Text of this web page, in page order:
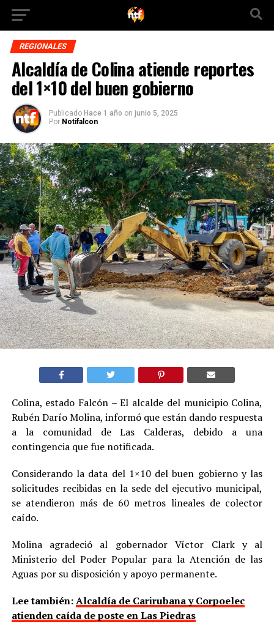
REGIONALES
Alcaldía de Colina atiende reportes
del 1×10 del buen gobierno
Publicado Hace 1 año on junio 5, 2025
Por Notifalcon
Colina, estado Falcón – El alcalde del municipio Colina,
Rubén Darío Molina, informó que están dando respuesta
a la comunidad de Las Calderas, debido a una
contingencia que fue notificada.
Considerando la data del 1×10 del buen gobierno y las
solicitudes recibidas en la sede del ejecutivo municipal,
se atendieron más de 60 metros lineales de colector
caído.
Molina agradeció al gobernador Víctor Clark y al
Ministerio del Poder Popular para la Atención de las
Aguas por su disposición y apoyo permanente.
Lee también:Alcaldía de Carirubana y Corpoelec
atienden caída de poste en Las Piedras